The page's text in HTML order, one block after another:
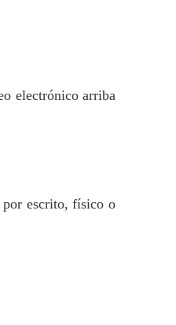
electrónico arriba
por escrito, físico o